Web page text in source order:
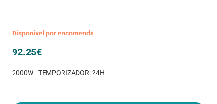
Disponível por encomenda
92.25€
2000W - TEMPORIZADOR: 24H